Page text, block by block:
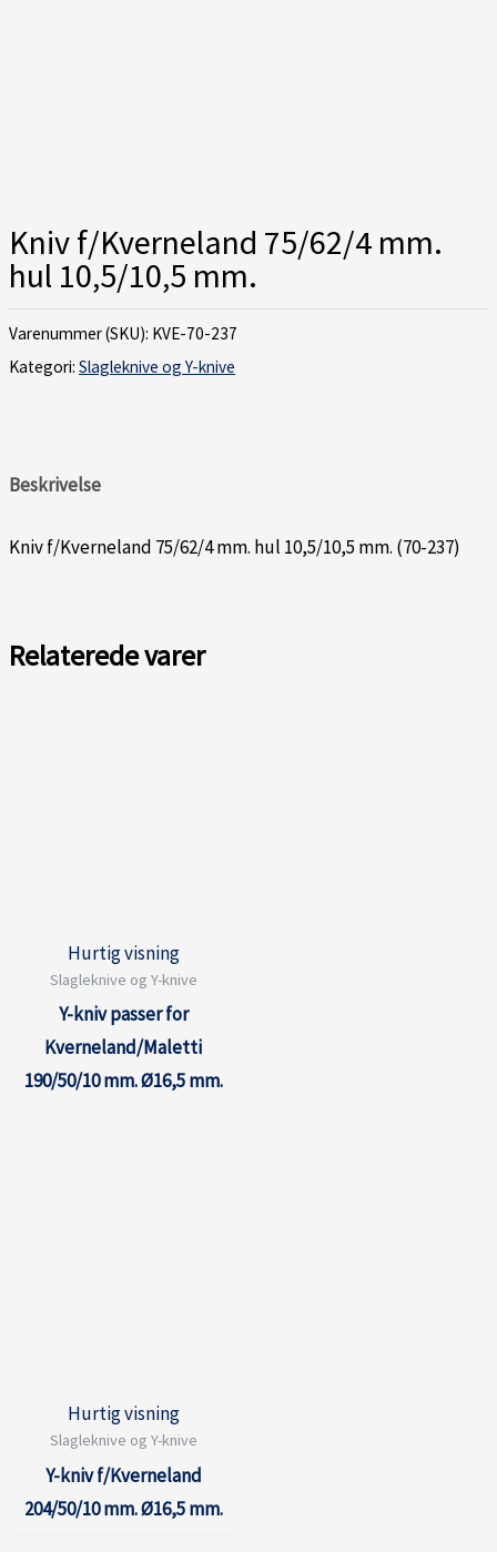
Kniv f/Kverneland 75/62/4 mm.
hul 10,5/10,5 mm.
Varenummer (SKU): KVE-70-237
Kategori: Slagleknive og Y-knive
Beskrivelse
Kniv f/Kverneland 75/62/4 mm. hul 10,5/10,5 mm. (70-237)
Relaterede varer
Hurtig visning
Slagleknive og Y-knive
Y-kniv passer for
Kverneland/Maletti
190/50/10 mm. Ø16,5 mm.
Hurtig visning
Slagleknive og Y-knive
Y-kniv f/Kverneland
204/50/10 mm. Ø16,5 mm.